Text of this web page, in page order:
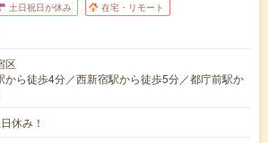
土日祝日が休み 在宅・リモート
区
から徒歩4分／西新宿駅から徒歩5分／都庁前駅か
休み！